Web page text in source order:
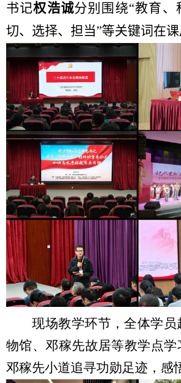
书记权浩诚分别围绕“教育、
切、选择、担当”等关键词在课
现场教学环节，全体学
物馆、邓稼先故居等教学点学
邓稼先小道追寻功勋足迹，感